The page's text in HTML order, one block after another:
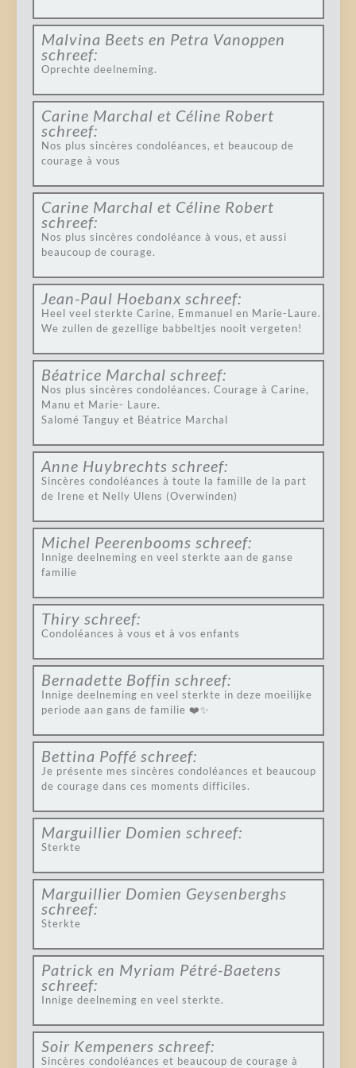
Malvina Beets en Petra Vanoppen
schreef:
Oprechte deelneming.
Carine Marchal et Céline Robert
schreef:
Nos plus sincères condoléances, et beaucoup de
courage à vous
Carine Marchal et Céline Robert
schreef:
Nos plus sincères condoléance à vous, et aussi
beaucoup de courage.
Jean-Paul Hoebanx schreef:
Heel veel sterkte Carine, Emmanuel en Marie-Laure.
We zullen de gezellige babbeltjes nooit vergeten!
Béatrice Marchal schreef:
Nos plus sincères condoléances. Courage à Carine,
Manu et Marie- Laure.
Salomé Tanguy et Béatrice Marchal
Anne Huybrechts schreef:
Sincères condoléances à toute la famille de la part
de Irene et Nelly Ulens (Overwinden)
Michel Peerenbooms schreef:
Innige deelneming en veel sterkte aan de ganse
familie
Thiry schreef:
Condoléances à vous et à vos enfants
Bernadette Boffin schreef:
Innige deelneming en veel sterkte in deze moeilijke
periode aan gans de familie ❤️✨
Bettina Poffé schreef:
Je présente mes sincères condoléances et beaucoup
de courage dans ces moments difficiles.
Marguillier Domien schreef:
Sterkte
Marguillier Domien Geysenberghs
schreef:
Sterkte
Patrick en Myriam Pétré-Baetens
schreef:
Innige deelneming en veel sterkte.
Soir Kempeners schreef:
Sincères condoléances et beaucoup de courage à